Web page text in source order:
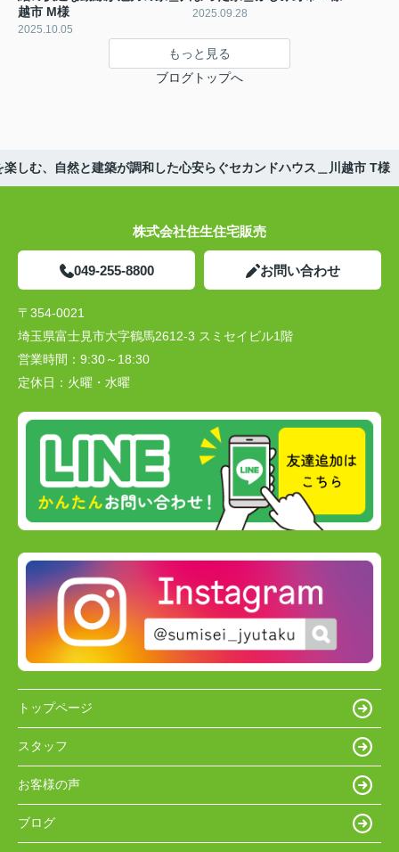
越市 M様
2025.10.05
2025.09.28
もっと見る
ブログトップへ
しむ、自然と建築が調和した心安らぐセカンドハウス＿川越市 T様
株式会社住生住宅販売
049-255-8800 お問い合わせ
〒354-0021
埼玉県富士見市大字鶴馬2612-3 スミセイビル1階
営業時間： 9:30～18:30
定休日： 火曜・水曜
トップページ
スタッフ
お客様の声
ブログ